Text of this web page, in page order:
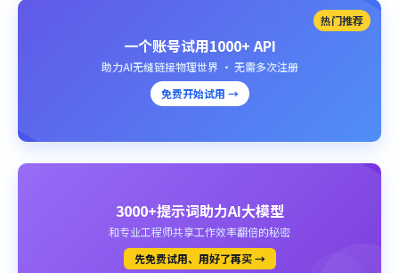
热门推荐
一个账号试用1000+ API
助力AI无缝链接物理世界 · 无需多次注册
免费开始试用 →
3000+提示词助力AI大模型
和专业工程师共享工作效率翻倍的秘密
先免费试用、用好了再买 →